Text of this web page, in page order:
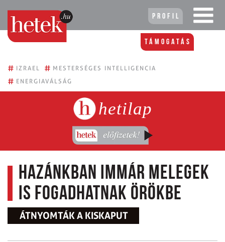
Profil
Támogatás
# IZRAEL # MESTERSÉGES INTELLIGENCIA
# ENERGIAVÁLSÁG
hetilap
Hazánkban immár melegek
is fogadhatnak örökbe
ÁTNYOMTÁK A KISKAPUT